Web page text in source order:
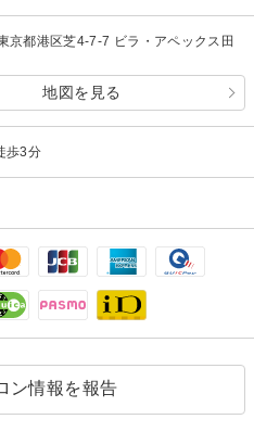
京都港区芝4-7-7 ビラ・アペックス田
地図を見る
歩3分
ン情報を報告